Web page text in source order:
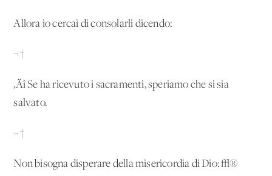
Allora io cercai di consolarli dicendo:
¬†
‚Äî Se ha ricevuto i sacramenti, speriamo che si sia
salvato.
¬†
Non bisogna disperare della misericordia di Dio: √®